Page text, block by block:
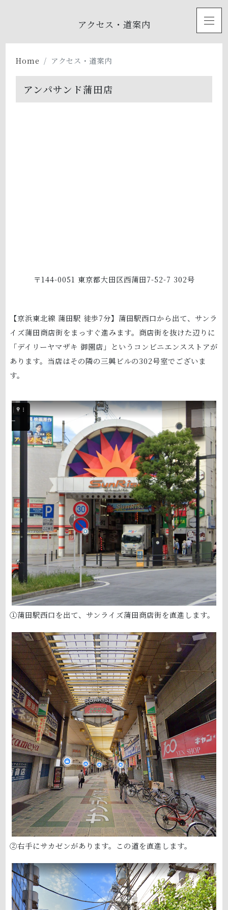
アクセス・道案内
Home アクセス・道案内
アンパサンド蒲田店
〒144-0051 東京都大田区西蒲田7-52-7 302号
【京浜東北線 蒲田駅 徒歩7分】蒲田駅西口から出て、サンラ
イズ蒲田商店街をまっすぐ進みます。商店街を抜けた辺りに
「デイリーヤマザキ 御園店」というコンビニエンスストアが
あります。当店はその隣の三興ビルの302号室でございま
す。
①蒲田駅西口を出て、サンライズ蒲田商店街を直進します。
②右手にサカゼンがあります。この道を直進します。